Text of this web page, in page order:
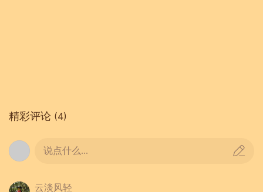
大力支持，并决定也在兴趣小组
他兴趣组一起参加。
精彩评论 (4)
说点什么...
云淡风轻